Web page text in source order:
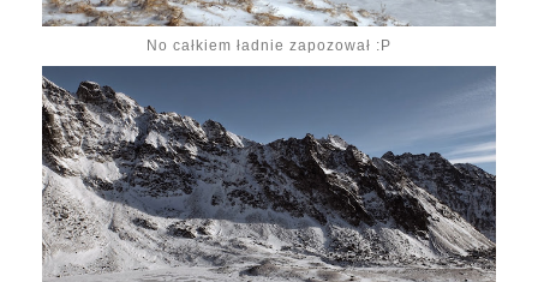
No całkiem ładnie zapozował :P